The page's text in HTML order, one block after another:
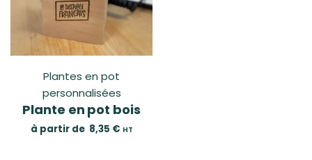
Plantes en pot
personnalisées
Plante en pot bois
à partir de 8,35 € HT